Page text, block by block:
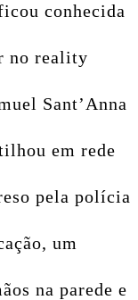
conhecida
no reality
Sant’Anna
em rede
pela polícia
um
na parede e